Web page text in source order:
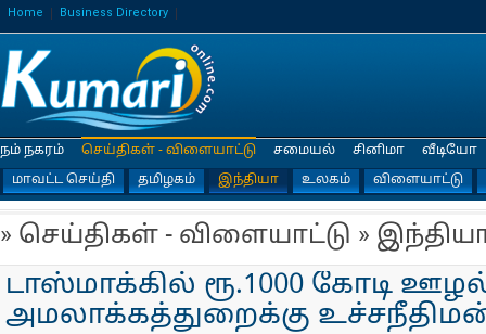
Home Business Directory
நம் நகரம்
செய்திகள் - விளையாட்டு
மாவட்ட செய்தி
தமிழகம் இந்தியா உலகம் விளையாட்டு
சமையல் சினிமா வீடியோ
» செய்திகள் - விளையாட்டு »
டாஸ்மாக்கில் ரூ.1000 கோடி
அமலாக்கத்துறைக்கு